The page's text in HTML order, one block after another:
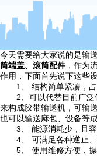
今天需要给大家说的是输
筒端盖、滚筒配件，作为
作用，下面首先说下这些
1、 结构简单紧凑，占
2、可以代替目前广泛
来构成胶带输送机，可输
也可以输送麻包、设备等成
3、 能源消耗少，且容
4、 可满足各种逆止、
5、 使用维修方便，操